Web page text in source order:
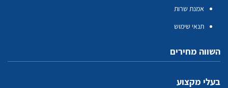
אמנת שרות
תנאי שימוש
השווה מחירים
בעלי מקצוע